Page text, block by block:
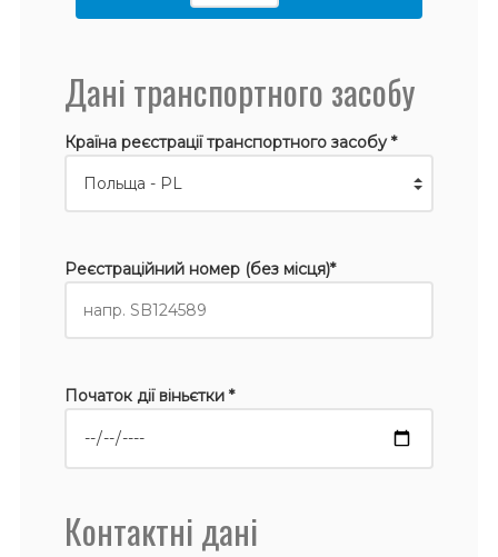
Дані транспортного засобу
Країна реєстрації транспортного засобу *
Реєстраційний номер (без місця)*
Початок дії віньєтки *
Контактні дані